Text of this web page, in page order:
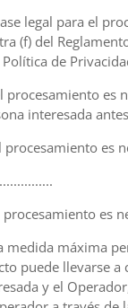
legal para el
(f) del
Política de
procesamiento es
interesada
procesamiento es
procesamiento es
medida máxima
puede llevarse
y el